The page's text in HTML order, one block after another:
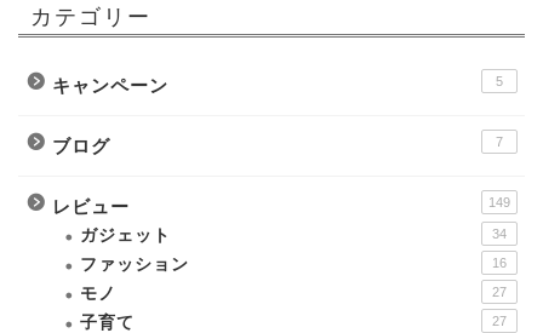
カテゴリー
キャンペーン 5
ブログ 7
レビュー 149
ガジェット 34
ファッション 16
モノ 27
子育て 27